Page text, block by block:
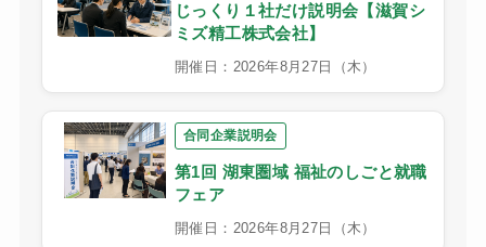
じっくり１社だけ説明会【滋賀シ
ミズ精工株式会社】
開催日：2026年8月27日（木）
合同企業説明会
第1回 湖東圏域 福祉のしごと就職
フェア
開催日：2026年8月27日（木）